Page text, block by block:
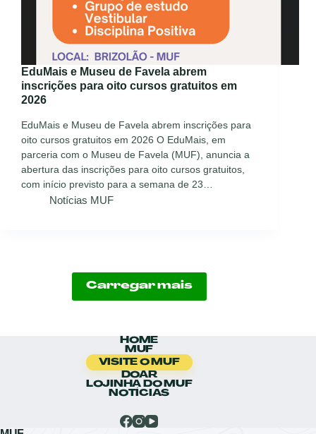
EduMais e Museu de Favela abrem
inscrições para oito cursos gratuitos em
2026
EduMais e Museu de Favela abrem inscrições para
oito cursos gratuitos em 2026 O EduMais, em
parceria com o Museu de Favela (MUF), anuncia a
abertura das inscrições para oito cursos gratuitos,
com início previsto para a semana de 23…
Notícias MUF
Carregar mais
HOME
MUF
VISITE O MUF
DOAR
LOJINHA DO MUF
NOTÍCIAS